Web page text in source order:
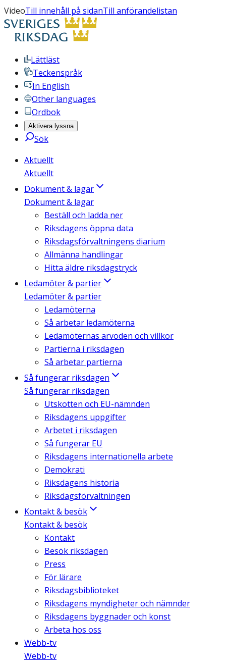
VideoTill innehåll på sidanTill anförandelistan
Lättläst
Teckenspråk
In English
Other languages
Ordbok
Aktivera lyssna
Sök
Aktuellt
Aktuellt
Dokument & lagar
Dokument & lagar
Beställ och ladda ner
Riksdagens öppna data
Riksdagsförvaltningens diarium
Allmänna handlingar
Hitta äldre riksdagstryck
Ledamöter & partier
Ledamöter & partier
Ledamöterna
Så arbetar ledamöterna
Ledamöternas arvoden och villkor
Partierna i riksdagen
Så arbetar partierna
Så fungerar riksdagen
Så fungerar riksdagen
Utskotten och EU-nämnden
Riksdagens uppgifter
Arbetet i riksdagen
Så fungerar EU
Riksdagens internationella arbete
Demokrati
Riksdagens historia
Riksdagsförvaltningen
Kontakt & besök
Kontakt & besök
Kontakt
Besök riksdagen
Press
För lärare
Riksdagsbiblioteket
Riksdagens myndigheter och nämnder
Riksdagens byggnader och konst
Arbeta hos oss
Webb-tv
Webb-tv